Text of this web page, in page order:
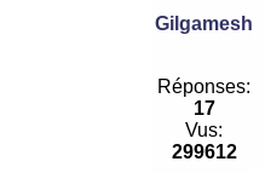
Gilgamesh
Réponses:
17
Vus:
299612